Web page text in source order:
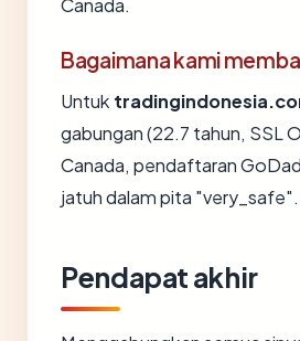
Canada.
Bagaimana kami
Untuk
gabungan (22.7 tahun, SSL
Canada, pendaftaran
jatuh dalam pita "very_safe".
Pendapat akhir